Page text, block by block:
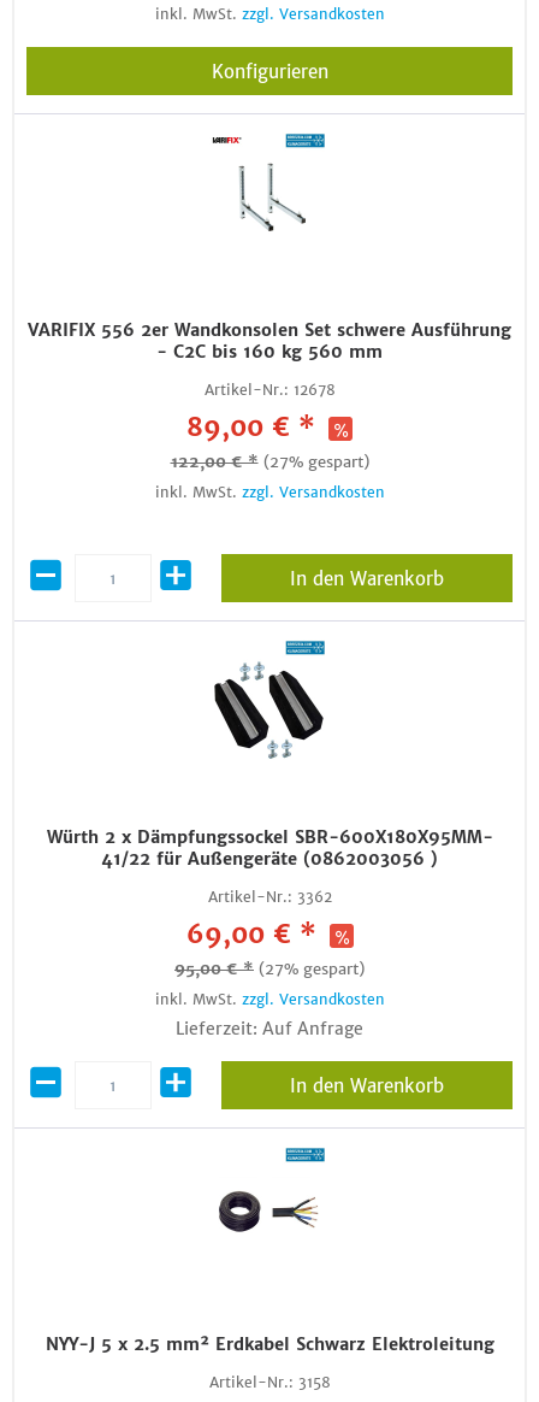
inkl. MwSt. zzgl. Versandkosten
Konfigurieren
VARIFIX 556 2er Wandkonsolen Set schwere Ausführung
- C2C bis 160 kg 560 mm
Artikel-Nr.: 12678
89,00 € *
122,00 € * (27% gespart)
inkl. MwSt. zzgl. Versandkosten
In den Warenkorb
Würth 2 x Dämpfungssockel SBR-600X180X95MM-
41/22 für Außengeräte (0862003056 )
Artikel-Nr.: 3362
69,00 € *
95,00 € * (27% gespart)
inkl. MwSt. zzgl. Versandkosten
Lieferzeit: Auf Anfrage
In den Warenkorb
NYY-J 5 x 2.5 mm² Erdkabel Schwarz Elektroleitung
Artikel-Nr.: 3158